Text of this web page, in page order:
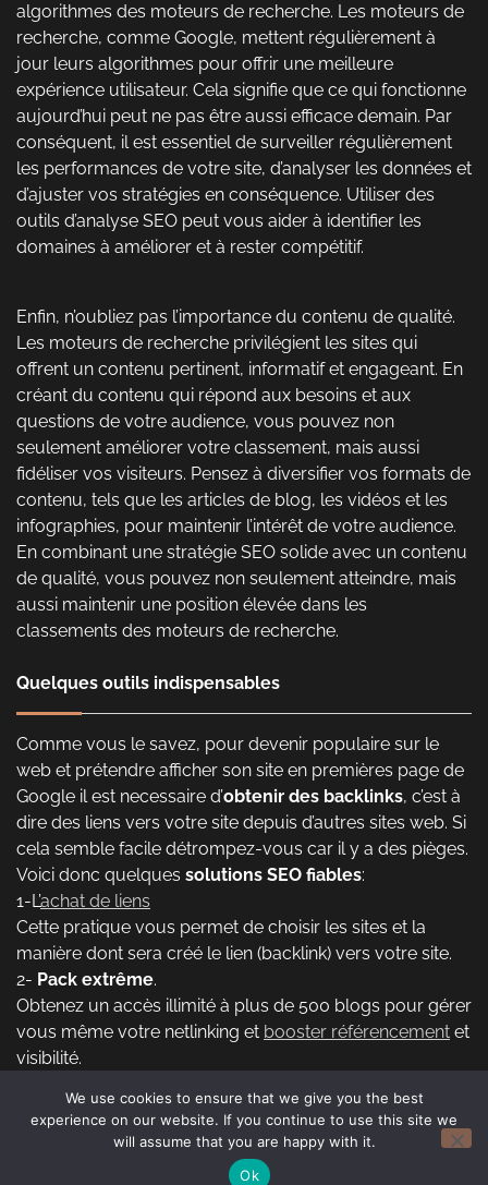
algorithmes des moteurs de recherche. Les moteurs de
recherche, comme Google, mettent régulièrement à
jour leurs algorithmes pour offrir une meilleure
expérience utilisateur. Cela signifie que ce qui fonctionne
aujourd’hui peut ne pas être aussi efficace demain. Par
conséquent, il est essentiel de surveiller régulièrement
les performances de votre site, d’analyser les données et
d’ajuster vos stratégies en conséquence. Utiliser des
outils d’analyse SEO peut vous aider à identifier les
domaines à améliorer et à rester compétitif.
Enfin, n’oubliez pas l’importance du contenu de qualité.
Les moteurs de recherche privilégient les sites qui
offrent un contenu pertinent, informatif et engageant. En
créant du contenu qui répond aux besoins et aux
questions de votre audience, vous pouvez non
seulement améliorer votre classement, mais aussi
fidéliser vos visiteurs. Pensez à diversifier vos formats de
contenu, tels que les articles de blog, les vidéos et les
infographies, pour maintenir l’intérêt de votre audience.
En combinant une stratégie SEO solide avec un contenu
de qualité, vous pouvez non seulement atteindre, mais
aussi maintenir une position élevée dans les
classements des moteurs de recherche.
Quelques outils indispensables
Comme vous le savez, pour devenir populaire sur le
web et prétendre afficher son site en premières page de
Google il est necessaire d’obtenir des backlinks, c’est à
dire des liens vers votre site depuis d’autres sites web. Si
cela semble facile détrompez-vous car il y a des pièges.
Voici donc quelques solutions SEO fiables:
1-L’achat de liens
Cette pratique vous permet de choisir les sites et la
manière dont sera créé le lien (backlink) vers votre site.
2- Pack extrême.
Obtenez un accès illimité à plus de 500 blogs pour gérer
vous même votre netlinking et booster référencement et
visibilité.
Copyright © 2026Atteindre et maintenir sa position dans
le classement Google. Theme: Blog Center By
We use cookies to ensure that we give you the best
experience on our website. If you continue to use this site we
will assume that you are happy with it.
Ok